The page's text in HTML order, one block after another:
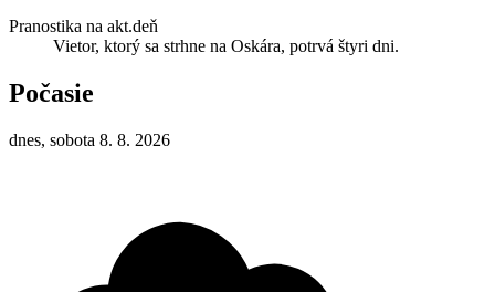
Pranostika na akt.deň
Vietor, ktorý sa strhne na Oskára, potrvá štyri dni.
Počasie
dnes, sobota 8. 8. 2026